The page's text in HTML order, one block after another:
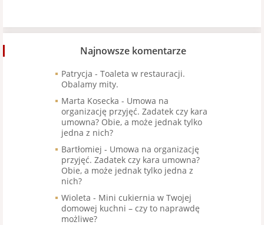
Najnowsze komentarze
Patrycja - Toaleta w restauracji.
Obalamy mity.
Marta Kosecka - Umowa na
organizację przyjęć. Zadatek czy kara
umowna? Obie, a może jednak tylko
jedna z nich?
Bartłomiej - Umowa na organizację
przyjęć. Zadatek czy kara umowna?
Obie, a może jednak tylko jedna z
nich?
Wioleta - Mini cukiernia w Twojej
domowej kuchni – czy to naprawdę
możliwe?